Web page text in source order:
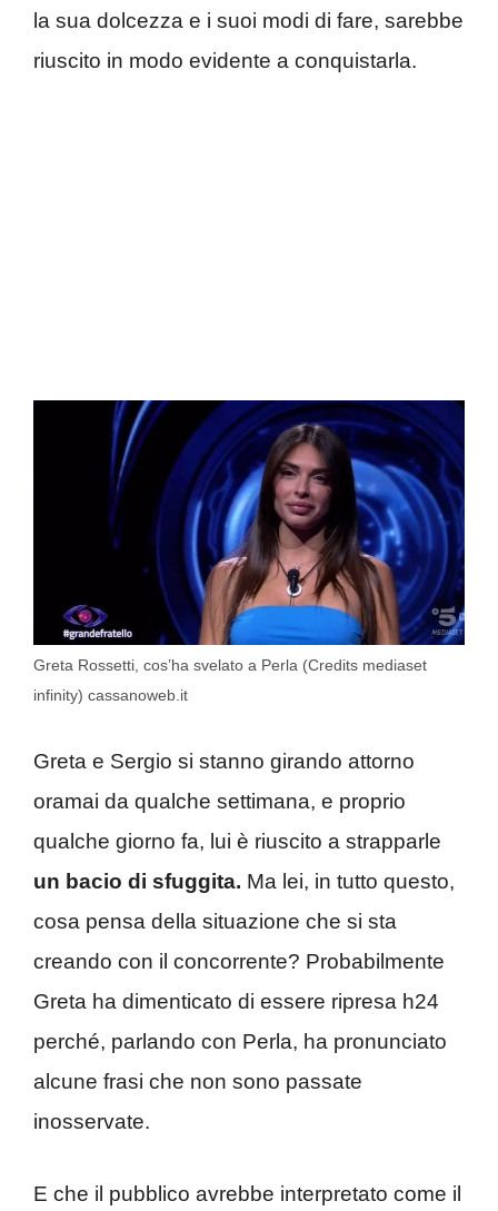
la sua dolcezza e i suoi modi di fare, sarebbe
riuscito in modo evidente a conquistarla.
Greta Rossetti, cos’ha svelato a Perla (Credits mediaset
infinity) cassanoweb.it
Greta e Sergio si stanno girando attorno
oramai da qualche settimana, e proprio
qualche giorno fa, lui è riuscito a strapparle
un bacio di sfuggita. Ma lei, in tutto questo,
cosa pensa della situazione che si sta
creando con il concorrente? Probabilmente
Greta ha dimenticato di essere ripresa h24
perché, parlando con Perla, ha pronunciato
alcune frasi che non sono passate
inosservate.
E che il pubblico avrebbe interpretato come il